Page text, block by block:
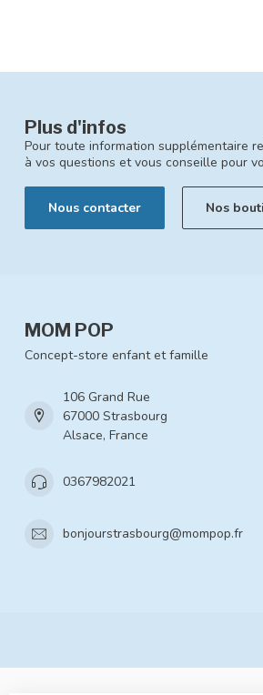
Plus d'infos
Pour toute information supplémentaire
à vos questions et vous conseille pour
Nous contacter Nos
MOM POP
Concept-store enfant et famille
106 Grand Rue
67000 Strasbourg
Alsace, France
0367982021
bonjourstrasbourg@mompop.fr